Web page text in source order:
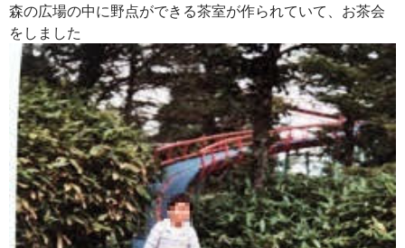
森の広場の中に野点ができる茶室が作られていて、 お茶会
をしました